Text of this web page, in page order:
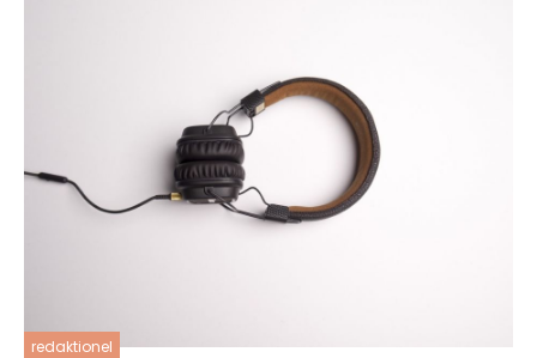
redaktionel